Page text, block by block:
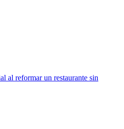
al reformar un restaurante sin